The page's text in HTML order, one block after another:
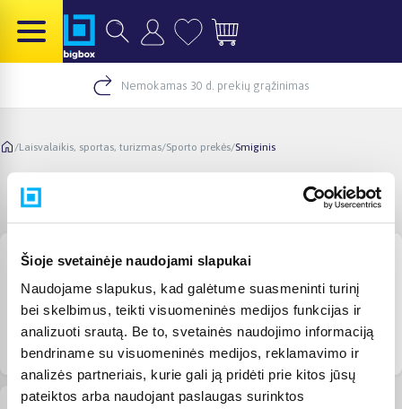
Šioje svetainėje naudojami slapukai
Naudojame slapukus, kad galėtume suasmeninti turinį
bei skelbimus, teikti visuomeninės medijos funkcijas ir
analizuoti srautą. Be to, svetainės naudojimo informaciją
bendriname su visuomeninės medijos, reklamavimo ir
analizės partneriais, kurie gali ją pridėti prie kitos jūsų
pateiktos arba naudojant paslaugas surinktos
Nemokamas 30 d. prekių grąžinimas
/Laisvalaikis, sportas, turizmas/Sporto prekės/Smiginis
Smiginis
Smiginio taikiniai
Apsauginės smiginio
lentos
Smiginio strėlytės